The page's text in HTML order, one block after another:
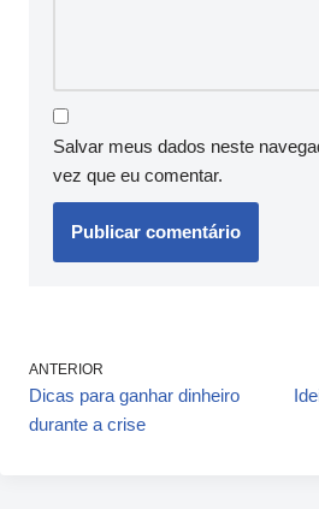
Salvar meus dados neste
vez que eu comentar.
ANTERIOR
Dicas para ganhar dinheiro
durante a crise